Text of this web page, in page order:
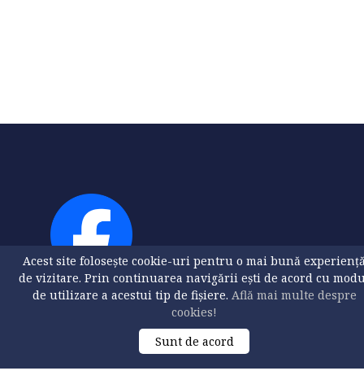
Acest site folosește cookie-uri pentru o mai bună
de vizitare. Prin continuarea navigării ești de acord cu
de utilizare a acestui tip de fișiere. Află mai multe despre
cookies!
Sunt de acord